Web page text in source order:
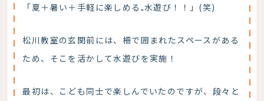
「夏＋暑い＋手軽に楽しめる₌水遊び！！」(笑)
松川教室の玄関前には、柵で囲まれたスペースがある
ため、そこを活かして水遊びを実施！
最初は、こども同士で楽しんでいたのですが、段々と